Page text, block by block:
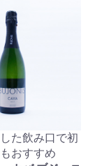
た飲み口で初
おすすめ